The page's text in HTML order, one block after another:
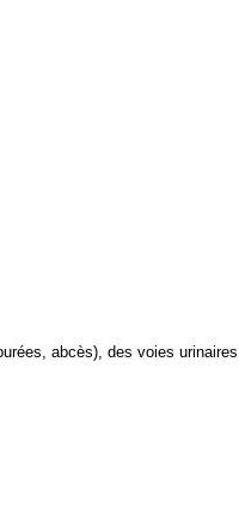
abcès), des voies